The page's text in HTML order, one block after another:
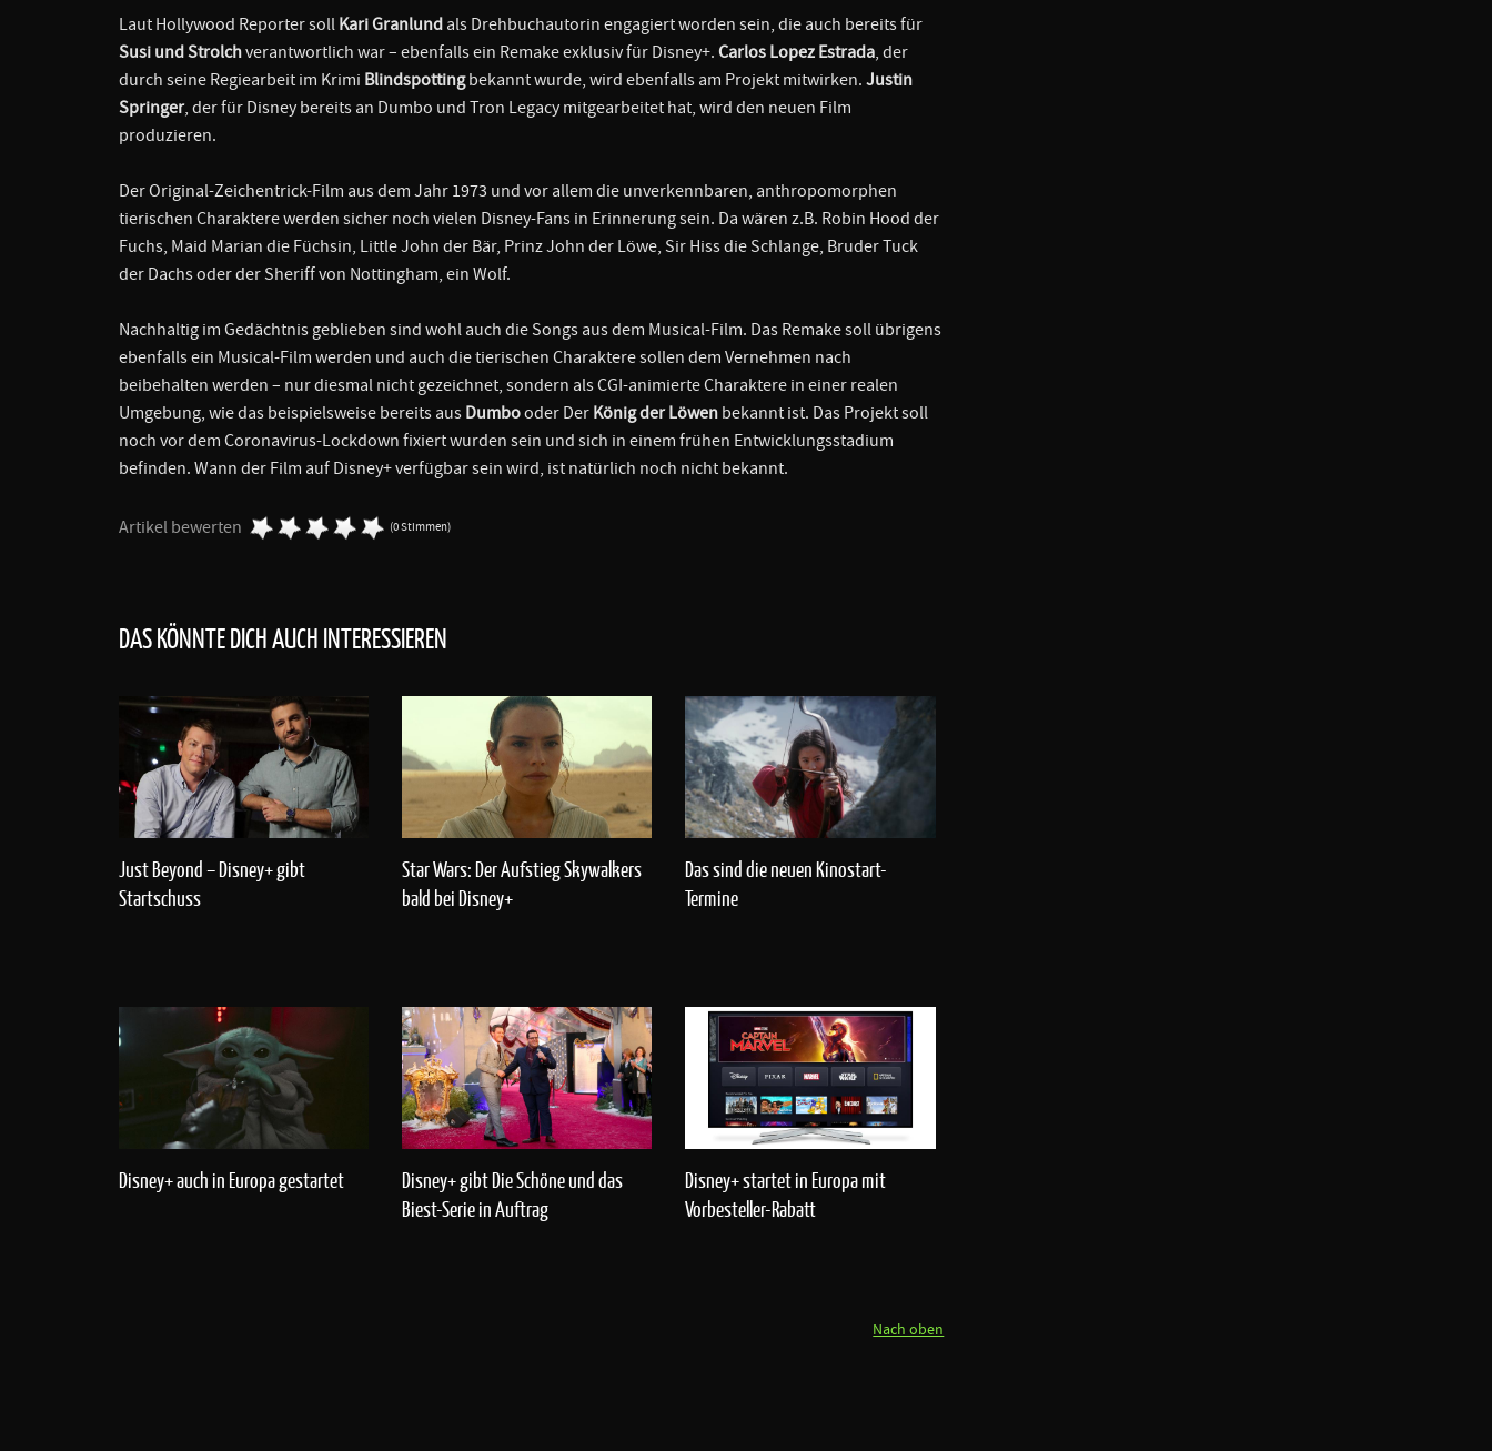
Laut Hollywood Reporter soll Kari Granlund als Drehbuchautorin engagiert worden sein, die auch bereits für
Susi und Strolchverantwortlich war – ebenfalls ein Remake exklusiv für Disney+. Carlos Lopez Estrada, der
durch seine Regiearbeit im Krimi Blindspottingbekannt wurde, wird ebenfalls am Projekt mitwirken. Justin
Springer, der für Disney bereits an Dumbo und Tron Legacy mitgearbeitet hat, wird den neuen Film
produzieren.
Der Original-Zeichentrick-Film aus dem Jahr 1973 und vor allem die unverkennbaren, anthropomorphen
tierischen Charaktere werden sicher noch vielen Disney-Fans in Erinnerung sein. Da wären z.B. Robin Hood der
Fuchs, Maid Marian die Füchsin, Little John der Bär, Prinz John der Löwe, Sir Hiss die Schlange, Bruder Tuck
der Dachs oder der Sheriff von Nottingham, ein Wolf.
Nachhaltig im Gedächtnis geblieben sind wohl auch die Songs aus dem Musical-Film. Das Remake soll übrigens
ebenfalls ein Musical-Film werden und auch die tierischen Charaktere sollen dem Vernehmen nach
beibehalten werden – nur diesmal nicht gezeichnet, sondern als CGI-animierte Charaktere in einer realen
Umgebung, wie das beispielsweise bereits aus Dumbooder Der König der Löwen bekannt ist. Das Projekt soll
noch vor dem Coronavirus-Lockdown fixiert wurden sein und sich in einem frühen Entwicklungsstadium
befinden. Wann der Film auf Disney+ verfügbar sein wird, ist natürlich noch nicht bekannt.
Artikel bewerten (0 Stimmen)
DAS KÖNNTE DICH AUCH INTERESSIEREN
Just Beyond – Disney+ gibt
Startschuss
Star Wars: Der Aufstieg Skywalkers
bald bei Disney+
Das sind die neuen Kinostart-
Termine
Disney+ auch in Europa gestartet
Disney+ gibt Die Schöne und das
Biest-Serie in Auftrag
Disney+ startet in Europa mit
Vorbesteller-Rabatt
Nach oben